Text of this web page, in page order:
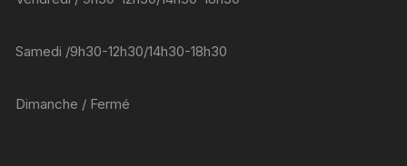
Samedi /9h30-12h30/14h30-18h30
Dimanche / Fermé